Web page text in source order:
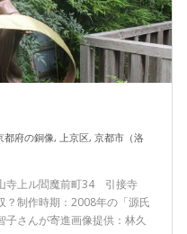
都府の銅像, 上京区, 京都市（洛
寺上ル閻魔前町34 引接寺
？制作時期：2008年の「源氏
子さんが寄進画像提供：林久